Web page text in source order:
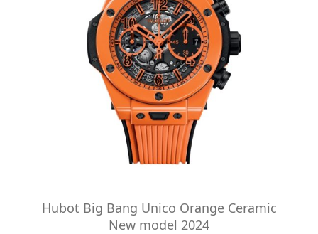
Hubot Big Bang Unico Orange Ceramic
New model 2024